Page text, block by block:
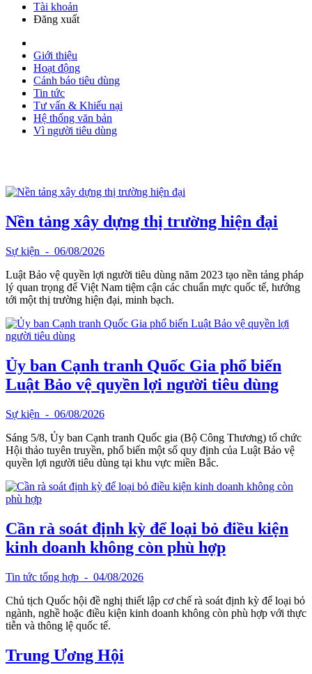
Tài khoản
Đăng xuất
Giới thiệu
Hoạt động
Cảnh báo tiêu dùng
Tin tức
Tư vấn & Khiếu nại
Hệ thống văn bản
Vì người tiêu dùng
Nền tảng xây dựng thị trường hiện đại
Sự kiện - 06/08/2026
Luật Bảo vệ quyền lợi người tiêu dùng năm 2023 tạo nền tảng pháp
lý quan trọng để Việt Nam tiệm cận các chuẩn mực quốc tế, hướng
tới một thị trường hiện đại, minh bạch.
Ủy ban Cạnh tranh Quốc Gia phổ biến
Luật Bảo vệ quyền lợi người tiêu dùng
Sự kiện - 06/08/2026
Sáng 5/8, Ủy ban Cạnh tranh Quốc gia (Bộ Công Thương) tổ chức
Hội thảo tuyên truyền, phổ biến một số quy định của Luật Bảo vệ
quyền lợi người tiêu dùng tại khu vực miền Bắc.
Cần rà soát định kỳ để loại bỏ điều kiện
kinh doanh không còn phù hợp
Tin tức tổng hợp - 04/08/2026
Chủ tịch Quốc hội đề nghị thiết lập cơ chế rà soát định kỳ để loại bỏ
ngành, nghề hoặc điều kiện kinh doanh không còn phù hợp với thực
tiễn và thông lệ quốc tế.
Trung Ương Hội